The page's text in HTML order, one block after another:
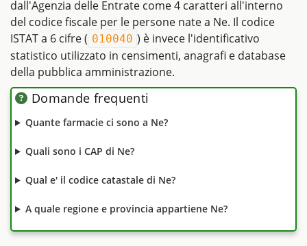
dall'Agenzia delle Entrate come 4 caratteri all'interno
del codice fiscale per le persone nate a Ne. Il codice
ISTAT a 6 cifre ( 010040 ) è invece l'identificativo
statistico utilizzato in censimenti, anagrafi e database
della pubblica amministrazione.
Domande frequenti
Quante farmacie ci sono a Ne?
Quali sono i CAP di Ne?
Qual e' il codice catastale di Ne?
A quale regione e provincia appartiene Ne?